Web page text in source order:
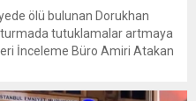
ölü bulunan Dorukhan
tutuklamalar artmaya
İnceleme Büro Amiri Atakan